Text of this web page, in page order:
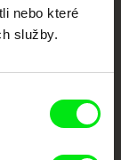
nebo které
služby.evropských